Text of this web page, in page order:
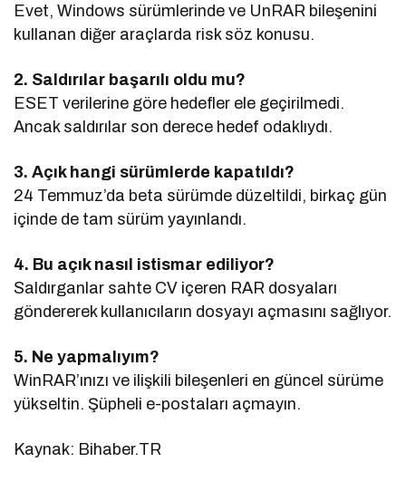
Evet, Windows sürümlerinde ve UnRAR bileşenini
kullanan diğer araçlarda risk söz konusu.
2. Saldırılar başarılı oldu mu?
ESET verilerine göre hedefler ele geçirilmedi.
Ancak saldırılar son derece hedef odaklıydı.
3. Açık hangi sürümlerde kapatıldı?
24 Temmuz’da beta sürümde düzeltildi, birkaç gün
içinde de tam sürüm yayınlandı.
4. Bu açık nasıl istismar ediliyor?
Saldırganlar sahte CV içeren RAR dosyaları
göndererek kullanıcıların dosyayı açmasını sağlıyor.
5. Ne yapmalıyım?
WinRAR’ınızı ve ilişkili bileşenleri en güncel sürüme
yükseltin. Şüpheli e-postaları açmayın.
Kaynak: Bihaber.TR